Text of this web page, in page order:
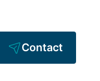
Contact